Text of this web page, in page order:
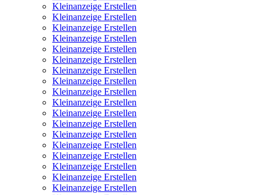
Kleinanzeige Erstellen
Kleinanzeige Erstellen
Kleinanzeige Erstellen
Kleinanzeige Erstellen
Kleinanzeige Erstellen
Kleinanzeige Erstellen
Kleinanzeige Erstellen
Kleinanzeige Erstellen
Kleinanzeige Erstellen
Kleinanzeige Erstellen
Kleinanzeige Erstellen
Kleinanzeige Erstellen
Kleinanzeige Erstellen
Kleinanzeige Erstellen
Kleinanzeige Erstellen
Kleinanzeige Erstellen
Kleinanzeige Erstellen
Kleinanzeige Erstellen